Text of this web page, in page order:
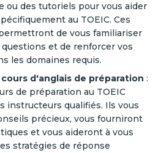
ou des tutoriels pour vous aider
au TOEIC. Ces
de vous familiariser
et de renforcer vos
les domaines requis.
d'anglais de préparation :
de préparation au TOEIC
instructeurs qualifiés. Ils vous
précieux, vous fourniront
et vous aideront à vous
stratégies de réponse